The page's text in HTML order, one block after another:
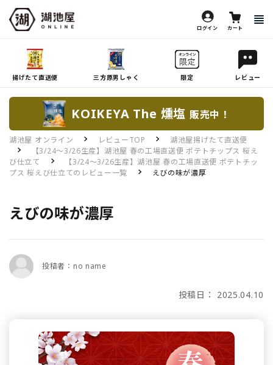
ログイン カート
揚げたて直送便 三方原男しゃく 限定 レビュー
KOIKEYA The 燻塩 販売中！
湖池屋 オンライン レビューTOP
湖池屋揚げたて直送便
【3/24～3/26生産】湖池屋 春の工場直送便 ポテトチップス 桜え
び仕立て
【3/24～3/26生産】湖池屋 春の工場直送便 ポテトチッ
プス 桜えび仕立てのレビュー一覧
えびの味が濃厚
えびの味が濃厚
投稿者：no name
投稿日： 2025.04.10